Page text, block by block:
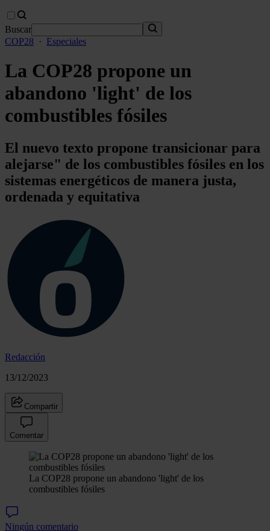
Buscar
COP28
· Especiales
La COP28 propone un
abandono 'light' de los
combustibles fósiles
El nuevo texto propone transicionar para
alejarse" de los combustibles fósiles en los
sistemas energéticos de manera justa,
ordenada y equitativa
Redacción
13/12/2023
Compartir
Comentar
La COP28 propone un abandono 'light' de los
combustibles fósiles
Ningún comentario